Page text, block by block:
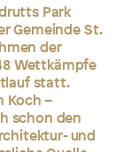
Park
Gemeinde St.
der
Wettkämpfe
statt.
Koch –
schon den
und